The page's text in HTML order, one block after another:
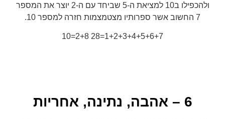
ולהכפילו ב10 למציאת ה-5 שביחד עם ה-2 יוצר את המספר
7 החשוב אשר ספרותיו מצטמצמות חזרה למספר 10.
1+2+3+4+5+6+7=28 2+8=10
6 – אהבה, נתינה, אחריות